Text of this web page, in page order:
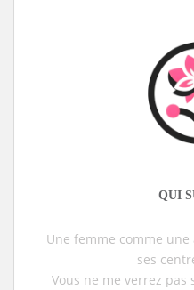
QUI
Une femme comme
ses
Vous ne me verrez pas